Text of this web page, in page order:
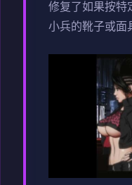
修复了如果按特
小兵的靴子或面